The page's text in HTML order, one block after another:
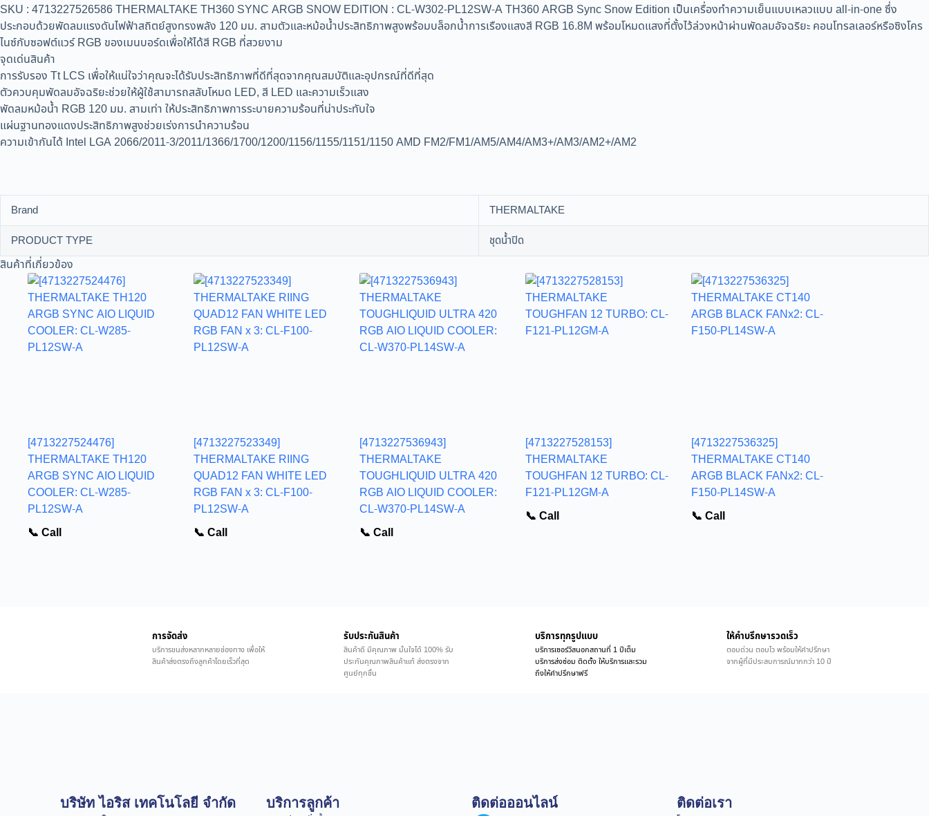
SKU : 4713227526586 THERMALTAKE TH360 SYNC ARGB SNOW EDITION : CL-W302-PL12SW-A TH360 ARGB Sync Snow Edition เป็นเครื่องทำความเย็นแบบเหลวแบบ all-in-one ซึ่ง
ประกอบด้วยพัดลมแรงดันไฟฟ้าสถิตย์สูงทรงพลัง 120 มม. สามตัวและหม้อน้ำประสิทธิภาพสูงพร้อมบล็อกน้ำการเรืองแสงสี RGB 16.8M พร้อมโหมดแสงที่ตั้งไว้ล่วงหน้าผ่านพัดลมอัจฉริยะ คอนโทรลเลอร์หรือซิงโคร
ไนซ์กับซอฟต์แวร์ RGB ของเมนบอร์ดเพื่อให้ได้สี RGB ที่สวยงาม
จุดเด่นสินค้า
การรับรอง Tt LCS เพื่อให้แน่ใจว่าคุณจะได้รับประสิทธิภาพที่ดีที่สุดจากคุณสมบัติและอุปกรณ์ที่ดีที่สุด
ตัวควบคุมพัดลมอัจฉริยะช่วยให้ผู้ใช้สามารถสลับโหมด LED, สี LED และความเร็วแสง
พัดลมหม้อน้ำ RGB 120 มม. สามเท่า ให้ประสิทธิภาพการระบายความร้อนที่น่าประทับใจ
แผ่นฐานทองแดงประสิทธิภาพสูงช่วยเร่งการนำความร้อน
ความเข้ากันได้ Intel LGA 2066/2011-3/2011/1366/1700/1200/1156/1155/1151/1150 AMD FM2/FM1/AM5/AM4/AM3+/AM3/AM2+/AM2
Brand
THERMALTAKE
PRODUCT TYPE
ชุดน้ำปิด
สินค้าที่เกี่ยวข้อง
[4713227524476]
THERMALTAKE TH120
ARGB SYNC AIO LIQUID
COOLER: CL-W285-
PL12SW-A
📞 Call
[4713227523349]
THERMALTAKE RIING
QUAD12 FAN WHITE LED
RGB FAN x 3: CL-F100-
PL12SW-A
📞 Call
[4713227536943]
THERMALTAKE
TOUGHLIQUID ULTRA 420
RGB AIO LIQUID COOLER:
CL-W370-PL14SW-A
📞 Call
[4713227528153]
THERMALTAKE
TOUGHFAN 12 TURBO: CL-
F121-PL12GM-A
📞 Call
[4713227536325]
THERMALTAKE CT140
ARGB BLACK FANx2: CL-
F150-PL14SW-A
📞 Call
การจัดส่ง
บริการขนส่งหลากหลายช่องทาง เพื่อให้
สินค้าส่งตรงถึงลูกค้าโดยเร็วที่สุด
รับประกันสินค้า
สินค้าดี มีคุณภาพ มั่นใจได้ 100% รับ
ประกันคุณภาพสินค้าแท้ ส่งตรงจาก
ศูนย์ทุกชิ้น
บริการทุกรูปแบบ
บริการเซอร์วิสนอกสถานที่ 1 ปีเต็ม
บริการส่งซ่อม ติดตั้ง ให้บริการและรวม
ถึงให้คำปรึกษาฟรี
ให้คำบรึกษารวดเร็ว
ตอบด่วน ตอบไว พร้อมให้คำปรึกษา
จากผู้ที่มีประสบการณ์มากกว่า 10 ปี
บริษัท ไอริส เทคโนโลยี จำกัด บริการลูกค้า ติดต่อออนไลน์ ติดต่อเรา